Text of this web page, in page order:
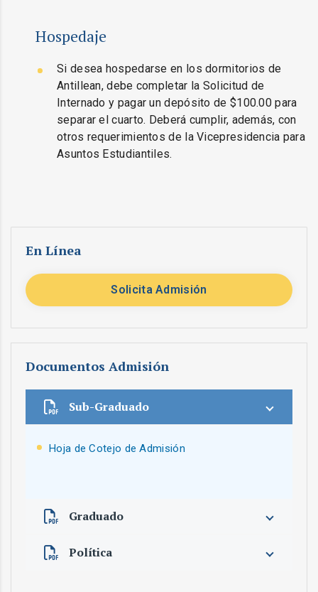
Hospedaje
Si desea hospedarse en los dormitorios de
Antillean, debe completar la Solicitud de
Internado y pagar un depósito de $100.00 para
separar el cuarto. Deberá cumplir, además, con
otros requerimientos de la Vicepresidencia para
Asuntos Estudiantiles.
En Línea
Solicita Admisión
Documentos Admisión
Sub-Graduado
Hoja de Cotejo de Admisión
Graduado
Política